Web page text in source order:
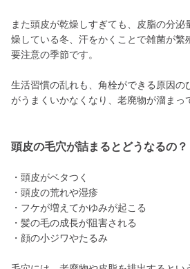
また頭皮が乾燥しすぎても、皮脂の分泌
燥している冬、汗をかくことで雑菌が繁
要注意の季節です。
生活習慣の乱れも、角栓ができる原因の
がうまくいかなくなり、老廃物が溜まっ
頭皮の毛穴が詰まるとどうなるの？
・頭皮がベタつく
・頭皮の荒れや湿疹
・フケが増えてかゆみが起こる
・髪の毛の成長が阻害される
・顔の小ジワやたるみ